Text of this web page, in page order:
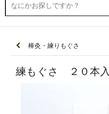
棒灸・練りもぐさ
練もぐさ ２０本入